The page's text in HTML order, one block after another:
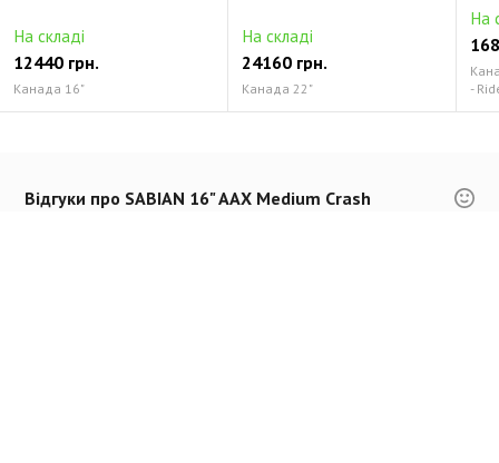
На складі
12440 грн.
Канада 16"
На складі
24160 грн.
Канада 22"
На
-
Відгуки про SABIAN 16" AAX Medium Crash